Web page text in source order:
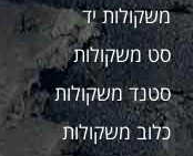
משקולות יד
סט משקולות
סטנד משקולות
כלוב משקולות